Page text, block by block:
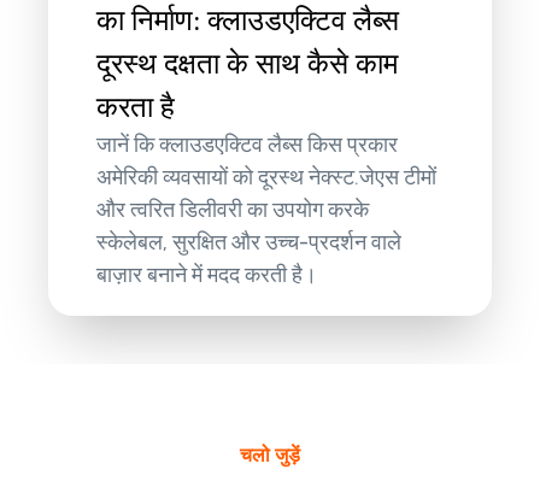
का निर्माण: क्लाउडएक्टिव लैब्स
दूरस्थ दक्षता के साथ कैसे काम
करता है
जानें कि क्लाउडएक्टिव लैब्स किस प्रकार
अमेरिकी व्यवसायों को दूरस्थ नेक्स्ट.जेएस टीमों
और त्वरित डिलीवरी का उपयोग करके
स्केलेबल, सुरक्षित और उच्च-प्रदर्शन वाले
बाज़ार बनाने में मदद करती है।
चलो जुड़ें